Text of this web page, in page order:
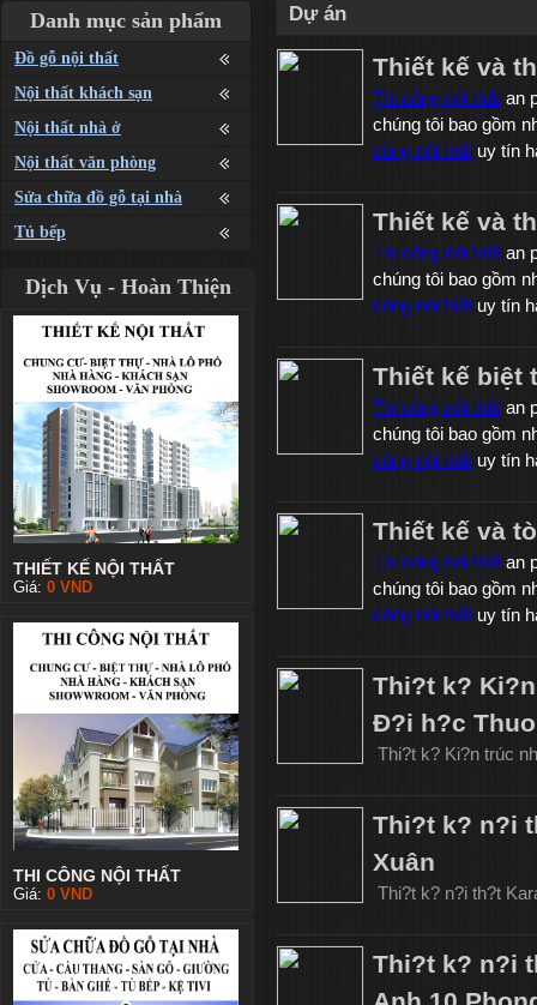
Danh mục sản phẩm
Đồ gỗ nội thất
Nội thất khách sạn
Nội thất nhà ở
Nội thất văn phòng
Sửa chữa đồ gỗ tại nhà
Tủ bếp
Dịch Vụ - Hoàn Thiện
THIẾT KẾ NỘI THẤT
Giá: 0 VND
THI CÔNG NỘI THẤT
Giá: 0 VND
Dự án
Thiết kế và
Thi công nội thất an
chúng tôi bao gồm
công nội thất uy tín
Thiết kế và
Thi công nội thất an
chúng tôi bao gồm
công nội thất uy tín
Thiết kế biệt
Thi công nội thất an
chúng tôi bao gồm
công nội thất uy tín
Thiết kế và
Thi công nội thất an
chúng tôi bao gồm
công nội thất uy tín
Thi?t k?
Ð?i h?c
Thi?t k? Ki?n trúc
Thi?t k? n?i
Xuân
Thi?t k? n?i th?t
Thi?t k? n?i